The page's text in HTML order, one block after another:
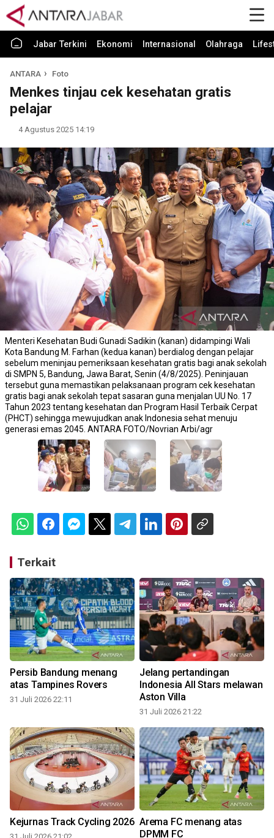
Jabar Terkini Ekonomi Internasional Olahraga
ANTARA Foto
Menkes tinjau cek kesehatan gratis
pelajar
4 Agustus 2025 14:19
Menteri Kesehatan Budi Gunadi Sadikin (kanan) didampingi Wali
Kota Bandung M. Farhan (kedua kanan) berdialog dengan pelajar
sebelum meninjau pemeriksaan kesehatan gratis bagi anak sekolah
di SMPN 5, Bandung, Jawa Barat, Senin (4/8/2025). Peninjauan
tersebut guna memastikan pelaksanaan program cek kesehatan
gratis bagi anak sekolah tepat sasaran guna menjalan UU No. 17
Tahun 2023 tentang kesehatan dan Program Hasil Terbaik Cerpat
(PHCT) sehingga mewujudkan anak Indonesia sehat menuju
generasi emas 2045. ANTARA FOTO/Novrian Arbi/agr
Terkait
Persib Bandung menang
atas Tampines Rovers
31 Juli 2026 22:11
Jelang pertandingan
Indonesia All Stars melawan
Aston Villa
31 Juli 2026 21:22
Kejurnas Track Cycling 2026 Arema FC menang atas
DPMM FC